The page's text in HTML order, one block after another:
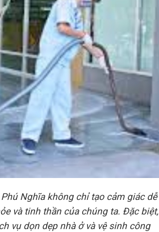
Nghĩa không chỉ tạo cảm giác dễ
và tinh thần của chúng ta. Đặc biệt,
vụ dọn dẹp nhà ở và vệ sinh công